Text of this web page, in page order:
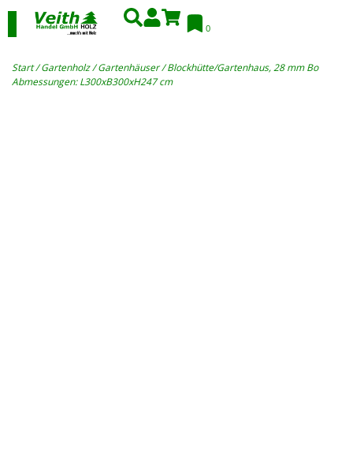
0
Start/Gartenholz/Gartenhäuser/ Blockhütte/Gartenhaus, 28 mm Bo
Abmessungen: L300xB300xH247 cm